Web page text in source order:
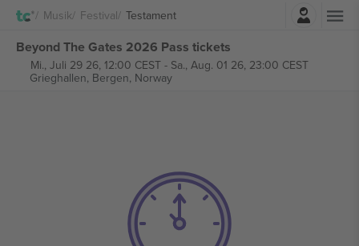
Musik Festival Testament
Beyond The Gates 2026 Pass tickets
Mi., Juli 29 26, 12:00 CEST- Sa., Aug. 01 26, 23:00 CEST
Grieghallen, Bergen, Norway